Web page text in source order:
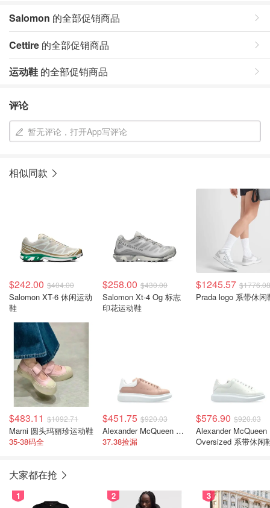
Salomon 的全部促销商品
Cettire 的全部促销商品
运动鞋 的全部促销商品
评论
暂无评论，打开App写评论
相似同款
$242.00 $404.00
Salomon XT-6 休闲运动
鞋
$258.00 $430.00
Salomon Xt-4 Og 标志
印花运动鞋
$1245.57 $1776.08
Prada logo 系带休闲
$483.11 $1092.71
Marni 圆头玛丽珍运动鞋
35-38码全
$451.75 $920.03
Alexander McQueen 厚底系带运动鞋
37.38捡漏
$576.90 $920.03
Alexander McQueen
Oversized 系带休闲
大家都在抢
1 2 3